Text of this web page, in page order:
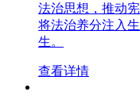
法治思想，推动
将法治养分注入
生。
查看详情